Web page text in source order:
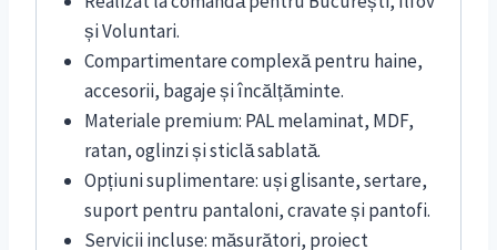
și Voluntari.
Compartimentare complexă pentru haine,
accesorii, bagaje și încălțăminte.
Materiale premium: PAL melaminat, MDF,
ratan, oglinzi și sticlă sablată.
Opțiuni suplimentare: uși glisante, sertare,
suport pentru pantaloni, cravate și pantofi.
Servicii incluse: măsurători, proiect